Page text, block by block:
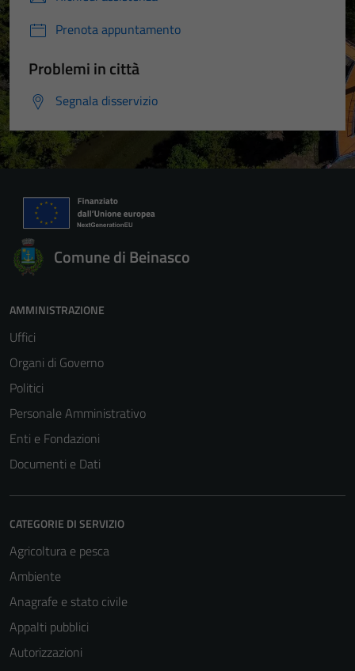
Prenota appuntamento
Problemi in città
Segnala disservizio
Comune di Beinasco
AMMINISTRAZIONE
Uffici
Organi di Governo
Politici
Personale Amministrativo
Enti e Fondazioni
Documenti e Dati
CATEGORIE DI SERVIZIO
Agricoltura e pesca
Ambiente
Anagrafe e stato civile
Appalti pubblici
Autorizzazioni